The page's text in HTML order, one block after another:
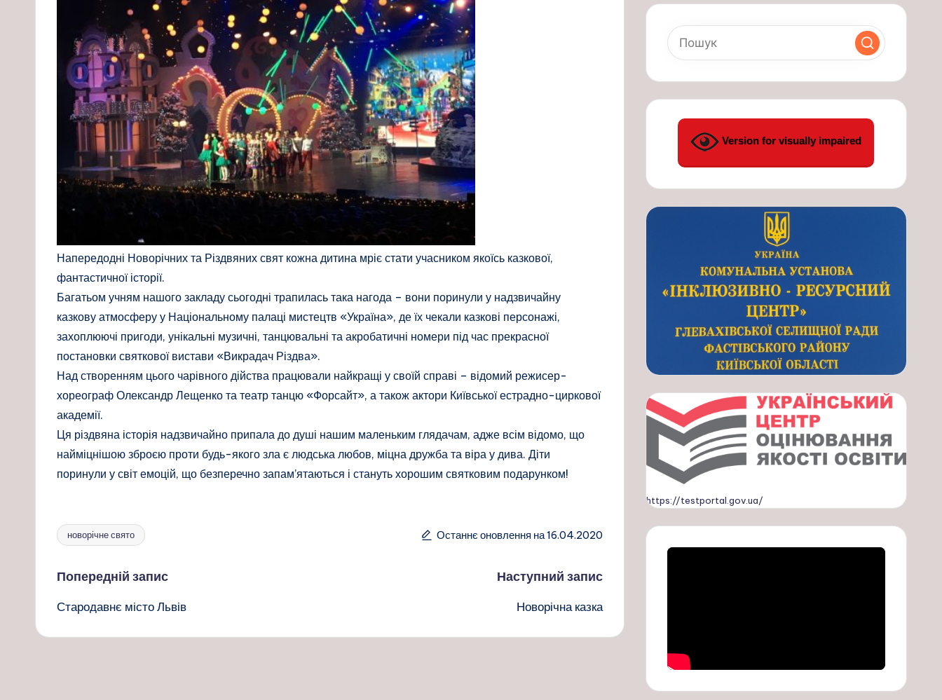
Напередодні Новорічних та Різдвяних свят кожна дитина мріє стати учасником якоїсь казкової,
фантастичної історії.
Багатьом учням нашого закладу сьогодні трапилась така нагода – вони поринули у надзвичайну
казкову атмосферу у Національному палаці мистецтв «Україна», де їх чекали казкові персонажі,
захоплюючі пригоди, унікальні музичні, танцювальні та акробатичні номери під час прекрасної
постановки святкової вистави «Викрадач Різдва».
Над створенням цього чарівного дійства працювали найкращі у своїй справі – відомий режисер-
хореограф Олександр Лещенко та театр танцю «Форсайт», а також актори Київської естрадно-циркової
академії.
Ця різдвяна історія надзвичайно припала до душі нашим маленьким глядачам, адже всім відомо, що
найміцнішою зброєю проти будь-якого зла є людська любов, міцна дружба та віра у дива. Діти
поринули у світ емоцій, що безперечно запам’ятаються і стануть хорошим святковим подарунком!
Позначки:
новорічне свято Останнє оновлення на 16.04.2020
Навігація
по
Попередній запис
Стародавнє місто Львів
Наступний запис
Новорічна казка
Version for visually impaired
https://testportal.gov.ua/